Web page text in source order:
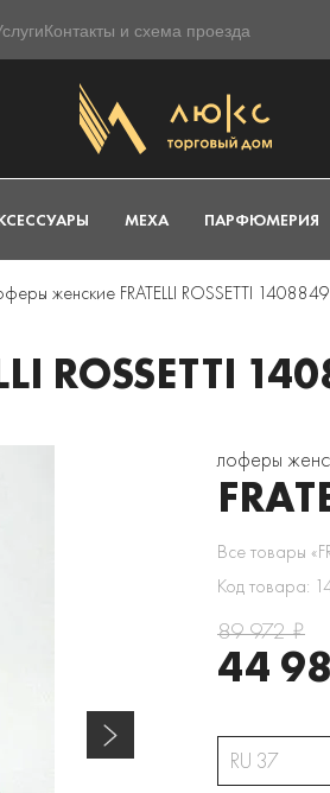
Контакты и схема проезда
МЕХА ПАРФЮМЕРИЯ
женские FRATELLI ROSSETTI 1408849
ROSSETTI
лоферы
Все товары
Код товара:
89 972 ₽
44
RU 37